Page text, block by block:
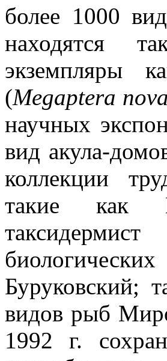
более 1000
находятся
экземпляры
(Megaptera
научных
вид акула-
коллекции
такие как
Буруковский;
видов рыб
1992 г.